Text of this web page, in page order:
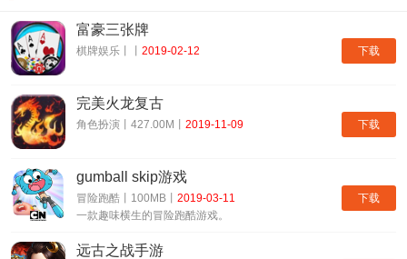
下载
富豪三张牌
棋牌娱乐丨丨 2019-02-12
下载
完美火龙复古
角色扮演丨427.00M丨 2019-11-09
下载
gumball skip游戏
冒险跑酷丨100MB丨 2019-03-11
一款趣味横生的冒险跑酷游戏。
远古之战手游